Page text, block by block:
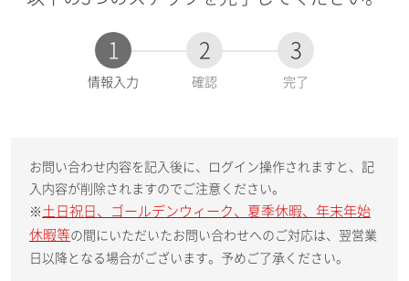
1
現
情報入力
2
確認
3
完了
お問い合わせ内容を記入後に、ログイン操作されますと、記
入内容が削除されますのでご注意ください。
※ 土日祝日、ゴールデンウィーク、夏季休暇、年末年始
休暇等の間にいただいたお問い合わせへのご対応は、翌営業
日以降となる場合がございます。予めご了承ください。